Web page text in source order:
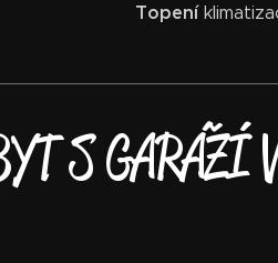
Topení
S GARÁŽÍ